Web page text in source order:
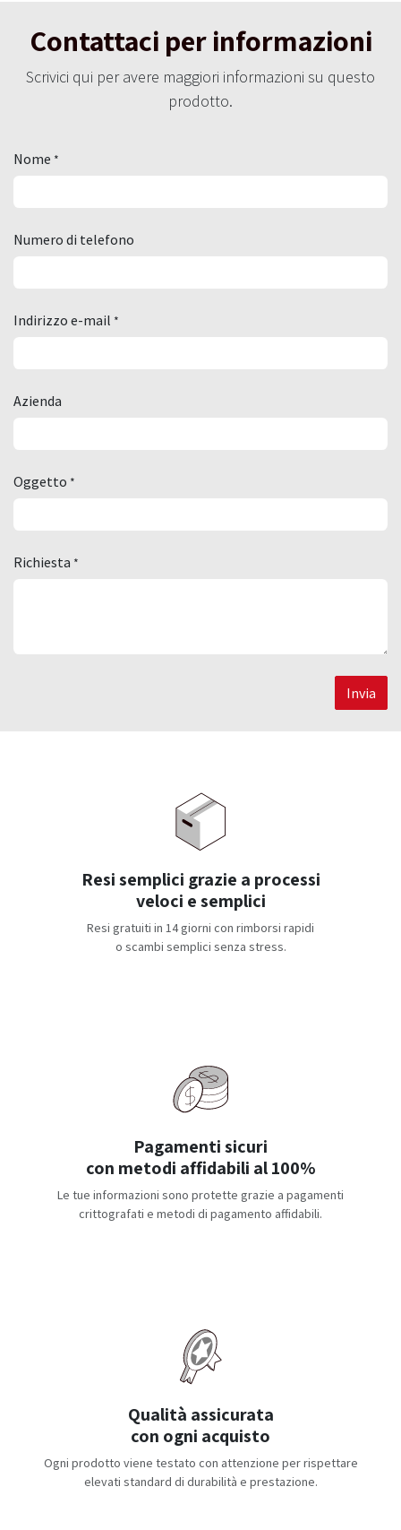
Contattaci per informazioni
Scrivici qui per avere maggiori informazioni su questo
prodotto.
Nome *
Numero di telefono
Indirizzo e-mail *
Azienda
Oggetto *
Richiesta *
Invia
Resi semplici grazie a processi
veloci e semplici
Resi gratuiti in 14 giorni con rimborsi rapidi
o scambi semplici senza stress.
Pagamenti sicuri
con metodi affidabili al 100%
Le tue informazioni sono protette grazie a pagamenti
crittografati e metodi di pagamento affidabili.
Qualità assicurata
con ogni acquisto
Ogni prodotto viene testato con attenzione per rispettare
elevati standard di durabilità e prestazione.